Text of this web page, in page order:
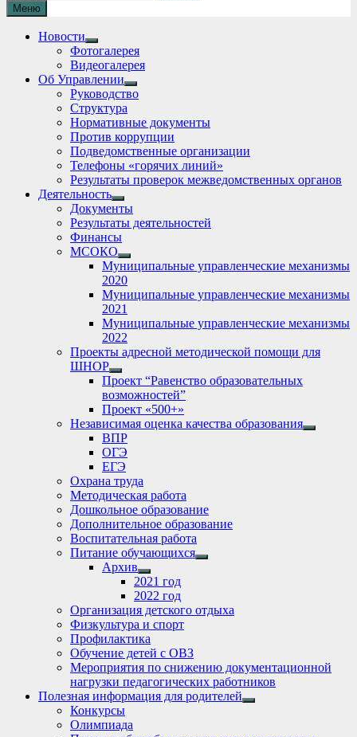
Меню
Новости
Show
sub
menu
Фотогалерея
Видеогалерея
Об Управлении
Show
sub
Руководство
Структура
Нормативные документы
Против коррупции
Подведомственные организации
Телефоны «горячих линий»
Результаты проверок межведомственных органов
Деятельность
Show
sub
menu
Документы
Результаты деятельностей
Финансы
МСОКО
Show
sub
menu
Муниципальные управленческие механизмы
2020
Муниципальные управленческие механизмы
2021
Муниципальные управленческие механизмы
2022
Проекты адресной методической помощи для
ШНОР
Show
sub
menu
Проект “Равенство образовательных
возможностей”
Проект «500+»
Независимая оценка качества образования
Show
ВПР
ОГЭ
ЕГЭ
Охрана труда
Методическая работа
Дошкольное образование
Дополнительное образование
Воспитательная работа
Питание обучающихся
Show
Архив
Show
sub
menu
2021 год
2022 год
Организация детского отдыха
Физкультура и спорт
Профилактика
Обучение детей с ОВЗ
Мероприятия по снижению документационной
нагрузки педагогических работников
Полезная информация для родителей
Show
Конкурсы
Олимпиада